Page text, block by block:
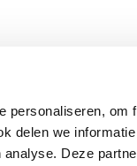
personaliseren, om
delen we
Deze